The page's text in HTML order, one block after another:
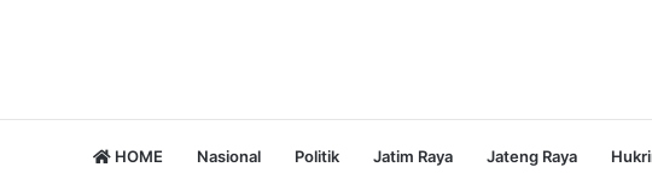
HOME Nasional Politik Jatim Raya Jateng Raya